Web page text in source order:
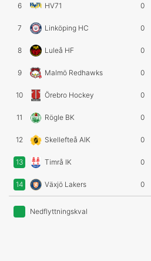
6 HV71 0
7 Linköping HC 0
8 Luleå HF 0
9 Malmö Redhawks 0
10 Örebro Hockey 0
11 Rögle BK 0
12 Skellefteå AIK 0
13 Timrå IK 0
14 Växjö Lakers 0
Nedflyttningskval